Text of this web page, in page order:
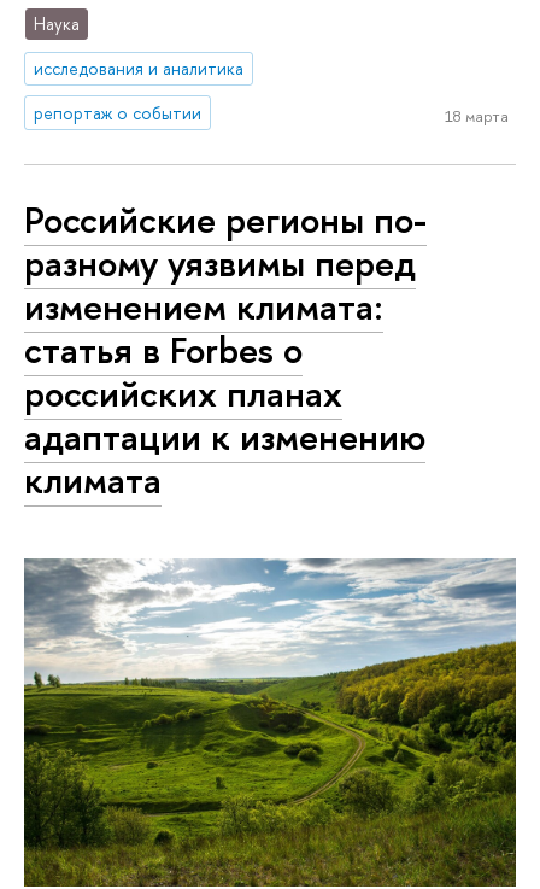
Наука
исследования и аналитика
репортаж о событии
18 марта
Российские регионы по-
разному уязвимы перед
изменением климата:
статья в Forbes о
российских планах
адаптации к изменению
климата